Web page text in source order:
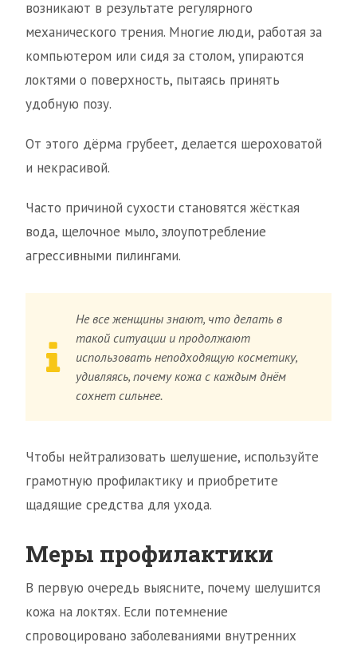
возникают в результате регулярного
механического трения. Многие люди, работая за
компьютером или сидя за столом, упираются
локтями о поверхность, пытаясь принять
удобную позу.
От этого дёрма грубеет, делается шероховатой
и некрасивой.
Часто причиной сухости становятся жёсткая
вода, щелочное мыло, злоупотребление
агрессивными пилингами.
Не все женщины знают, что делать в
такой ситуации и продолжают
использовать неподходящую косметику,
удивляясь, почему кожа с каждым днём
сохнет сильнее.
Чтобы нейтрализовать шелушение, используйте
грамотную профилактику и приобретите
щадящие средства для ухода.
Меры профилактики
В первую очередь выясните, почему шелушится
кожа на локтях. Если потемнение
спровоцировано заболеваниями внутренних